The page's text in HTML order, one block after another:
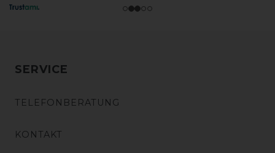
SERVICE
TELEFONBERATUNG
KONTAKT